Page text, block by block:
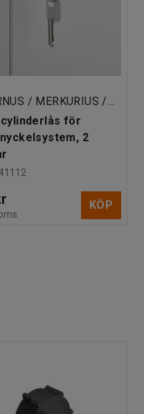
cylinderlås för
2
KÖP